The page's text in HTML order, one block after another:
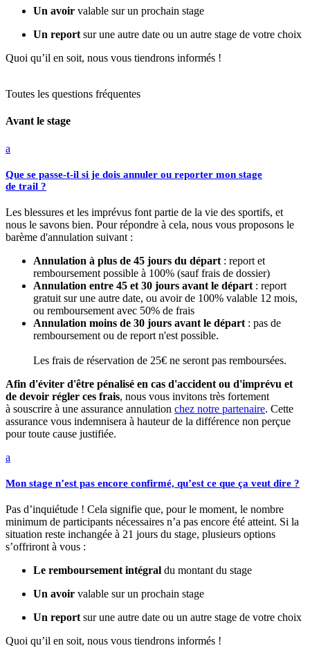
Un avoir valable sur un prochain stage
Un report sur une autre date ou un autre stage de votre choix
Quoi qu’il en soit, nous vous tiendrons informés !
Toutes les questions fréquentes
Avant le stage
a
Que se passe-t-il si je dois annuler ou reporter mon stage
de trail ?
Les blessures et les imprévus font partie de la vie des sportifs, et
nous le savons bien. Pour répondre à cela, nous vous proposons le
barème d'annulation suivant :
Annulation à plus de 45 jours du départ : report et
remboursement possible à 100% (sauf frais de dossier)
Annulation entre 45 et 30 jours avant le départ : report
gratuit sur une autre date, ou avoir de 100% valable 12 mois,
ou remboursement avec 50% de frais
Annulation moins de 30 jours avant le départ : pas de
remboursement ou de report n'est possible.
Les frais de réservation de 25€ ne seront pas remboursées.
Afin d'éviter d'être pénalisé en cas d'accident ou d'imprévu et
de devoir régler ces frais, nous vous invitons très fortement
à souscrire à une assurance annulation chez notre partenaire. Cette
assurance vous indemnisera à hauteur de la différence non perçue
pour toute cause justifiée.
a
Mon stage n’est pas encore confirmé, qu’est ce que ça veut dire ?
Pas d’inquiétude ! Cela signifie que, pour le moment, le nombre
minimum de participants nécessaires n’a pas encore été atteint. Si la
situation reste inchangée à 21 jours du stage, plusieurs options
s’offriront à vous :
Le remboursement intégral du montant du stage
Un avoir valable sur un prochain stage
Un report sur une autre date ou un autre stage de votre choix
Quoi qu’il en soit, nous vous tiendrons informés !